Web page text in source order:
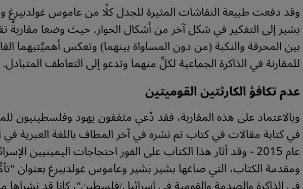
وقد دفعت طبيعة النقاشات المثيرة للجدل كلًا من عاموس غولدبيرغ
بشير إلى التفكير في شكل آخر من أشكال الحوار. حيث وضعا مقاربةً
بين المحرقة والنكبة (من دون المساواة بينهما) وتعكس أهميَّتيهما
للمقارنة في الذاكرة الجماعية لكلِّ منهما وتدعو إلى التعاطف المتبادل.
عدم تكافؤ الكارثتين القوميتين
وبالاعتماد على هذه المقاربة، فقد دُعي مثقفون يهود وفلسطينيون
في كتابة مقالات في كتاب تم نشره في آخر المطاف باللغة العبرية
عام 2015 - وقد أثار هذا الكتاب على الفور احتجاجات اليمينيين
ومقدمة الكتاب، التي صاغها بشير بشير وعاموس غولدبيرغ بعنوان